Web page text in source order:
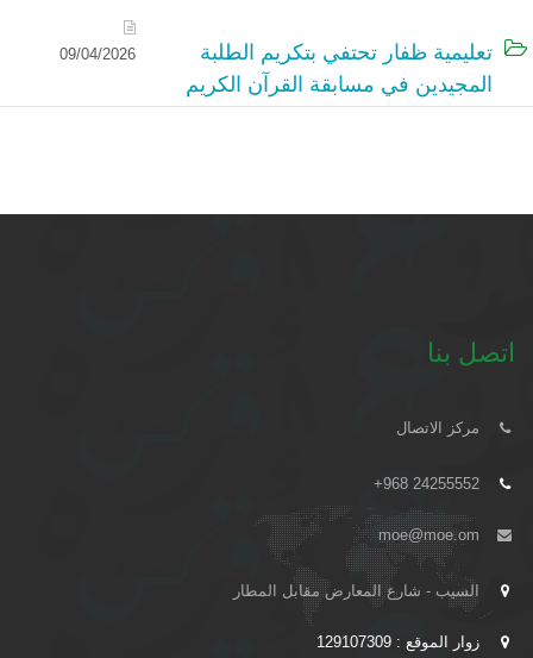
تعليمية ظفار تحتفي بتكريم الطلبة
المجيدين في مسابقة القرآن الكريم
09/04/2026
اتصل بنا
مركز الاتصال
+968 24255552
moe@moe.om
السيب - شارع المعارض مقابل المطار
زوار الموقع : 129107309